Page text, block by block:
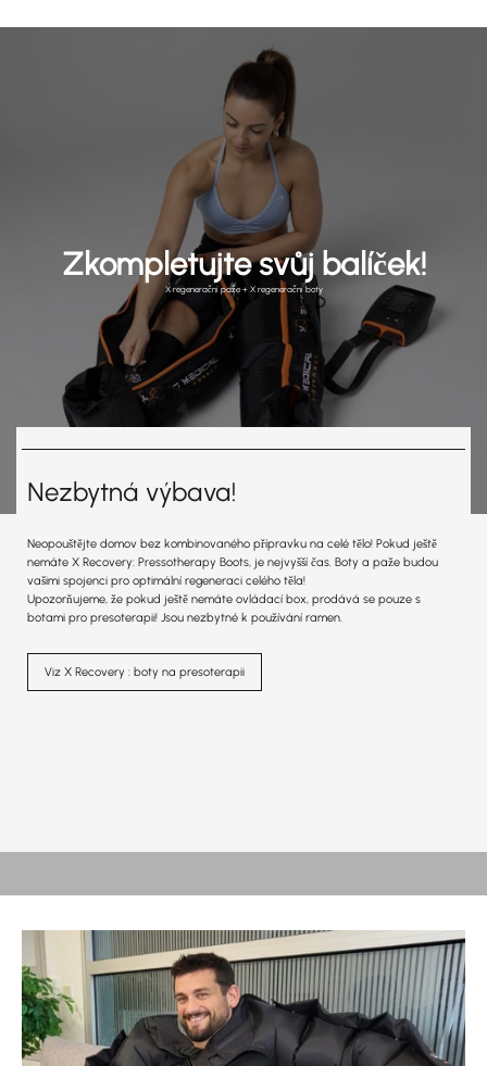
Zkompletujte svůj balíček!
X regenerační paže + X regenerační boty
Nezbytná výbava!
Neopouštějte domov bez kombinovaného přípravku na celé tělo! Pokud ještě
nemáte X Recovery: Pressotherapy Boots, je nejvyšší čas. Boty a paže budou
vašimi spojenci pro optimální regeneraci celého těla!
Upozorňujeme, že pokud ještě nemáte ovládací box, prodává se pouze s
botami pro presoterapii! Jsou nezbytné k používání ramen.
Viz X Recovery : boty na presoterapii
LÉPE SE ZOTAVIT.